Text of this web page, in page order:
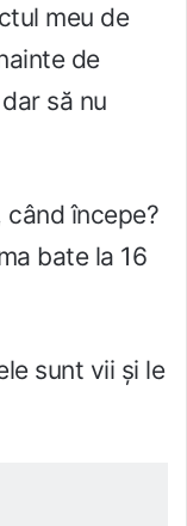
meu de
de
să nu
când începe?
bate la 16
sunt vii și le